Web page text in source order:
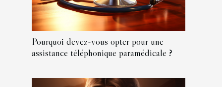
Pourquoi devez-vous opter pour une
assistance téléphonique paramédicale ?